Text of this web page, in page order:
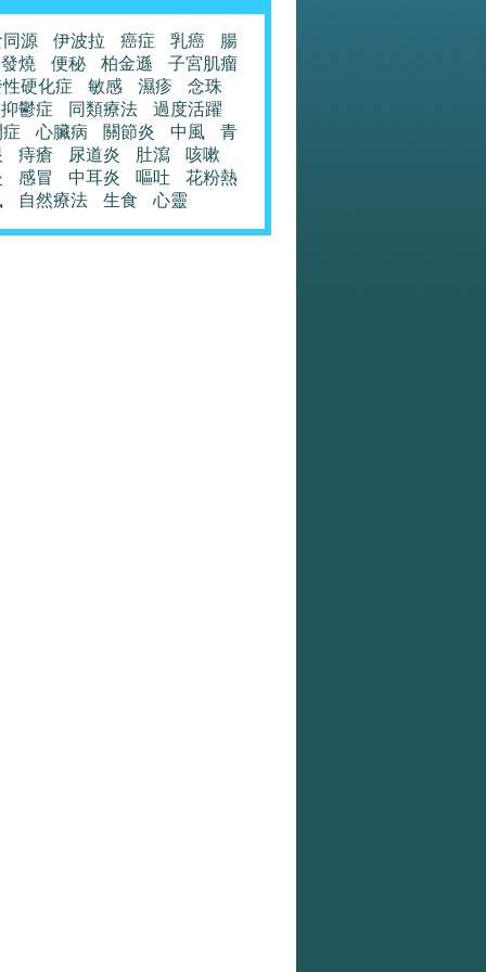
源 伊波拉 癌症 乳癌
腸
發燒
便秘 柏金遜
子宮肌瘤
硬化症
敏感 濕疹
念珠
抑鬱症
同類療法
過度活躍
心臟病 關節炎 中風
青
痔瘡 尿道炎 肚瀉
咳嗽
感冒 中耳炎 嘔吐
花粉熱
自然療法 生食 心靈